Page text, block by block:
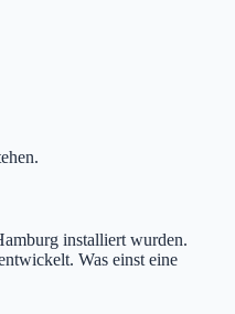
installiert wurden.
Was einst eine